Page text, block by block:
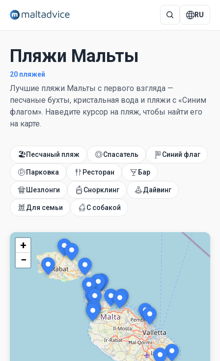
RU
Пляжи Мальты
20 пляжей
Лучшие пляжи Мальты с первого взгляда —
песчаные бухты, кристальная вода и пляжи с «Синим
флагом». Наведите курсор на пляж, чтобы найти его
на карте.
🏖️Песчаный пляж Спасатель Синий флаг
Парковка Ресторан Бар
Шезлонги Снорклинг Дайвинг
Для семьи С собакой
+
−